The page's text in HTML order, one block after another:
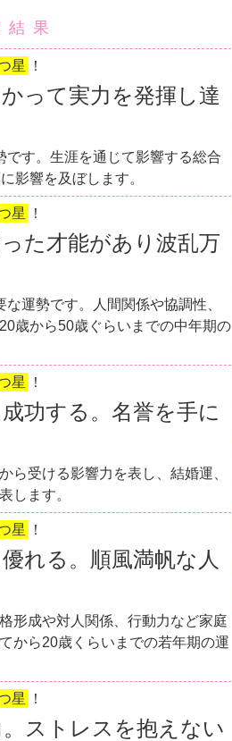
果
星 ！
って実力を発揮し達
す。生涯を通じて影響する総合
影響を及ぼします。
星 ！
た才能があり波乱万
運勢です。人間関係や協調性、
歳から50歳ぐらいまでの中年期の
星 ！
功する。名誉を手に
ら受ける影響力を表し、結婚運、
します。
星 ！
れる。順風満帆な人
形成や対人関係、行動力など家庭
から20歳くらいまでの若年期の運
星 ！
ストレスを抱えない